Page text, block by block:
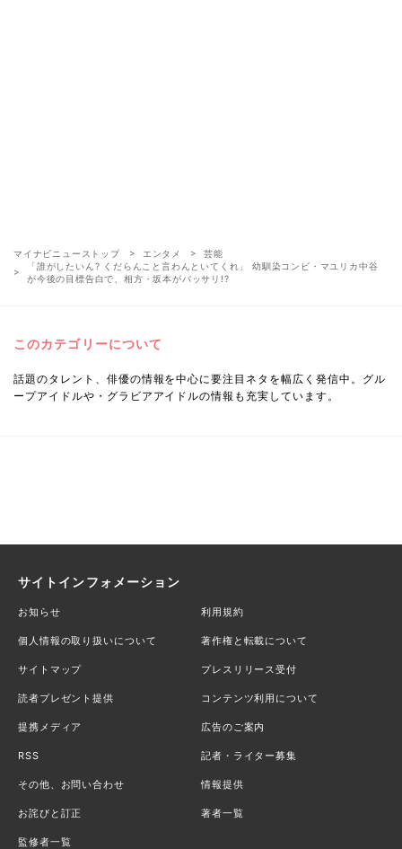
マイナビニューストップ エンタメ
芸能
「誰がしたいん? くだらんこと言わんといてくれ」 幼馴染コンビ・マユリカ中谷
が今後の目標告白で、相方・坂本がバッサリ!?
このカテゴリーについて
話題のタレント、俳優の情報を中心に要注目ネタを幅広く発信中。グル
ープアイドルや・グラビアアイドルの情報も充実しています。
サイトインフォメーション
お知らせ 利用規約
個人情報の取り扱いについて 著作権と転載について
サイトマップ プレスリリース受付
読者プレゼント提供 コンテンツ利用について
提携メディア 広告のご案内
RSS 記者・ライター募集
その他、お問い合わせ 情報提供
お詫びと訂正 著者一覧
監修者一覧